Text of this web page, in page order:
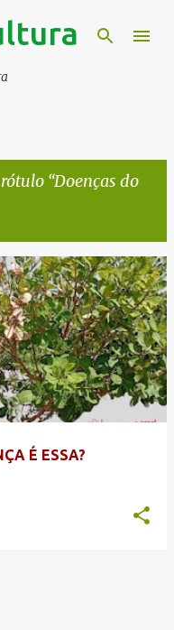
principal
Doenças do
É ESSA?